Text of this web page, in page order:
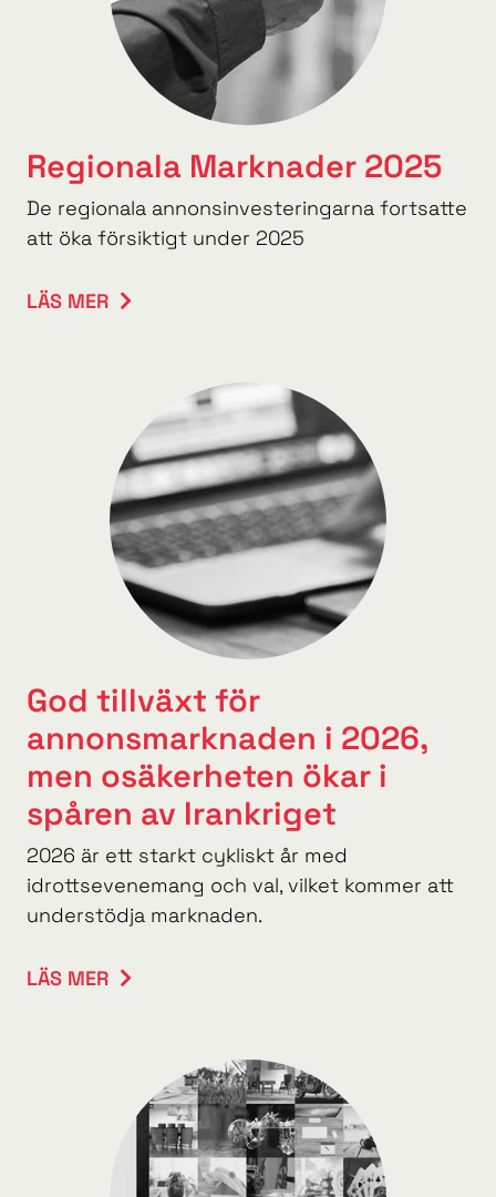
Regionala Marknader 2025
De regionala annonsinvesteringarna fortsatte
att öka försiktigt under 2025
LÄS MER
God tillväxt för
annonsmarknaden i 2026,
men osäkerheten ökar i
spåren av Irankriget
2026 är ett starkt cykliskt år med
idrottsevenemang och val, vilket kommer att
understödja marknaden.
LÄS MER